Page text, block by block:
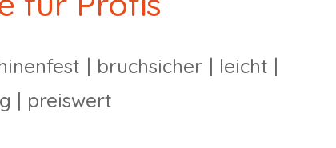
| bruchsicher | leicht |
| preiswert